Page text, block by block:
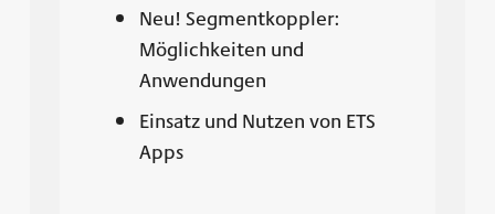
Neu! Segmentkoppler:
Möglichkeiten und
Anwendungen
Einsatz und Nutzen von ETS
Apps